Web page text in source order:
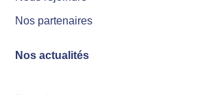
Nos partenaires
Nos actualités